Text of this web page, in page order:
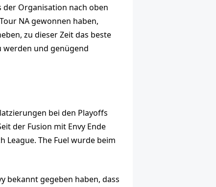
der Organisation nach oben
NA gewonnen haben,
zu dieser Zeit das beste
werden und genügend
bei den Playoffs
der Fusion mit Envy Ende
League. The Fuel wurde beim
bekannt gegeben haben, dass